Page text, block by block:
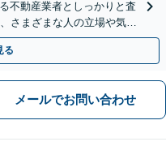
不動産業者としっかりと査
さまざまな人の立場や気持
任せください。
る
メールでお問い合わせ